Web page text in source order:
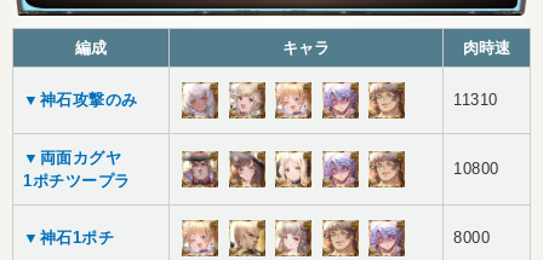
編成 キャラ 肉時速
▼神石攻撃のみ 11310
▼両面カグヤ
1ポチツープラ
10800
▼神石1ポチ 8000